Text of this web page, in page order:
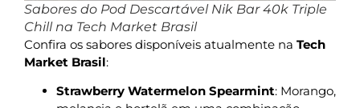
Sabores do Pod Descartável Nik Bar 40k Triple
Chill na Tech Market Brasil
Confira os sabores disponíveis atualmente na Tech
Market Brasil:
Strawberry Watermelon Spearmint: Morango,